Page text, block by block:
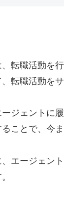
転職活動を
転職活動を
ジェントに
ことで、今
エージェン